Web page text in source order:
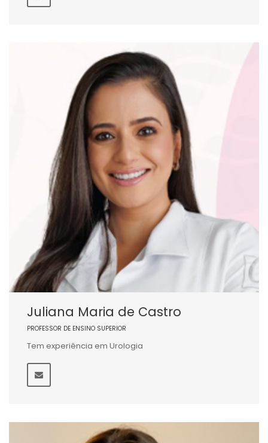
Juliana Maria de Castro
PROFESSOR DE ENSINO SUPERIOR
Tem experiência em Urologia